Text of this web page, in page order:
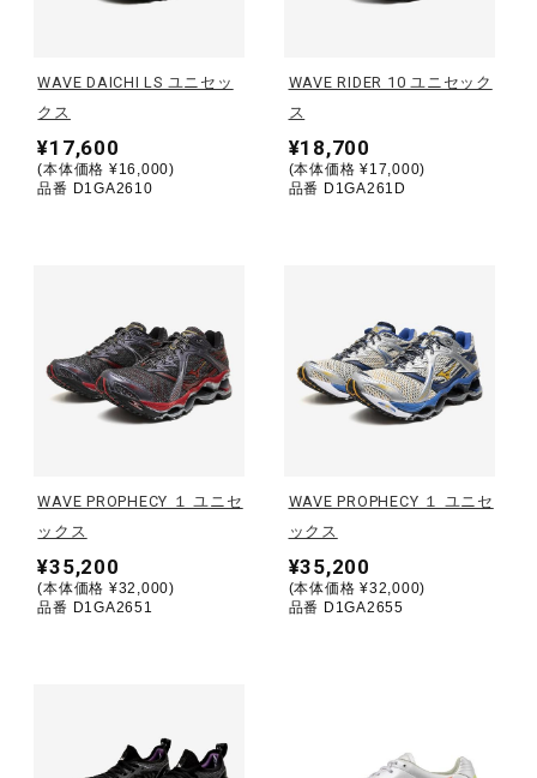
インナー
アウトドア／レイン
健康／エクササイズ
WAVE DAICHI LS ユニセッ
クス
¥17,600
(本体価格 ¥16,000)
品番 D1GA2610
WAVE RIDER 10 ユニセック
ス
¥18,700
(本体価格 ¥17,000)
品番 D1GA261D
WAVE PROPHECY １ ユニセ
ックス
¥35,200
(本体価格 ¥32,000)
品番 D1GA2651
WAVE PROPHECY １ ユニセ
ックス
¥35,200
(本体価格 ¥32,000)
品番 D1GA2655